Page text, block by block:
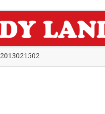
2013021502